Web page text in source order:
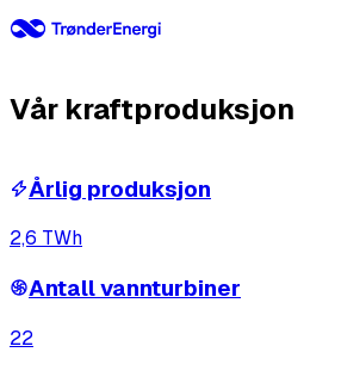
Kraft til å forme framtida
Vår kraftproduksjon
Årlig produksjon
2,6 TWh
Antall vannturbiner
22